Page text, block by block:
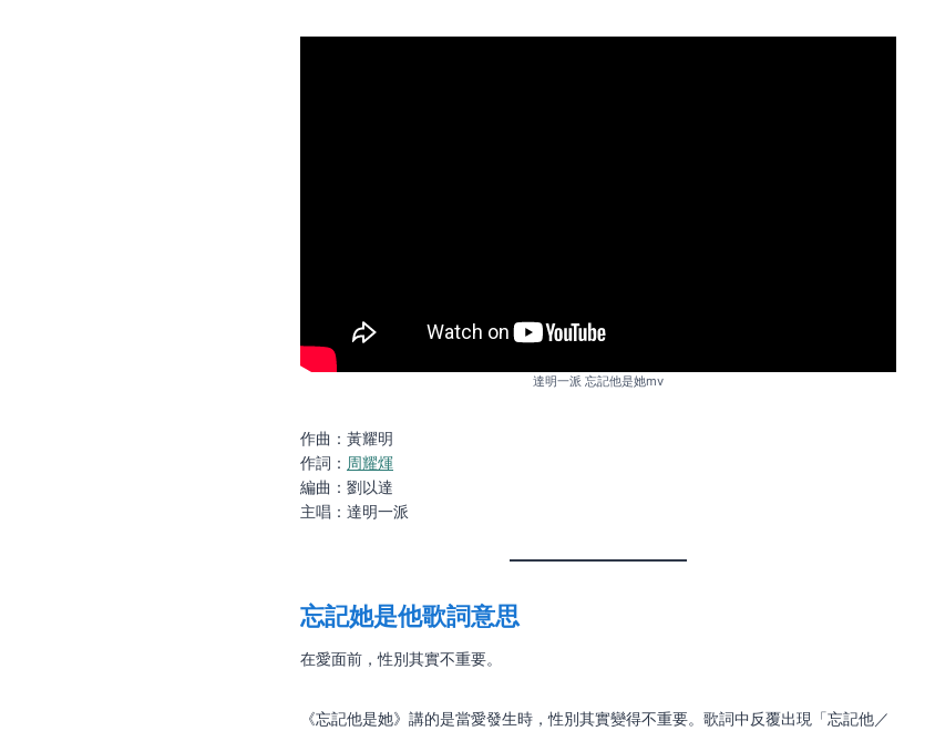
達明一派 忘記他是她mv
作曲：黃耀明
作詞： 周耀煇
編曲：劉以達
主唱：達明一派
忘記她是他歌詞意思
在愛面前，性別其實不重要。
《忘記他是她》講的是當愛發生時，性別其實變得不重要。歌詞中反覆出現「忘記他／